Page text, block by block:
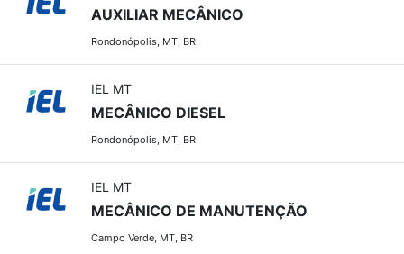
AUXILIAR MECÂNICO
Rondonópolis, MT, BR
IEL MT
MECÂNICO DIESEL
Rondonópolis, MT, BR
IEL MT
MECÂNICO DE MANUTENÇÃO
Campo Verde, MT, BR